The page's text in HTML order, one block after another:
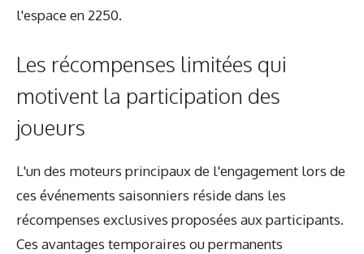
l'espace en 2250.
Les récompenses limitées qui
motivent la participation des
joueurs
L'un des moteurs principaux de l'engagement lors de
ces événements saisonniers réside dans les
récompenses exclusives proposées aux participants.
Ces avantages temporaires ou permanents